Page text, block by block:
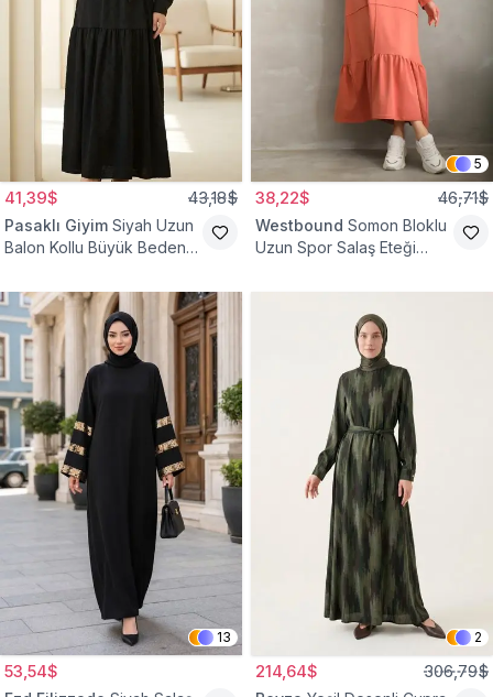
41,39$ 43,18$
Pasaklı Giyim Siyah Uzun
Balon Kollu Büyük Beden
5
38,22$ 46,71$
Westbound Somon Bloklu
Uzun Spor Salaş Eteği
13
53,54$
2
214,64$ 306,79$